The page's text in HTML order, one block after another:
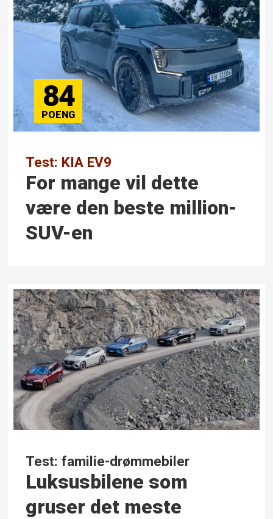
84
Test: KIA EV9
For mange vil dette
være den beste million-
SUV-en
Test: familie-drømmebiler
Luksusbilene som
gruser det meste